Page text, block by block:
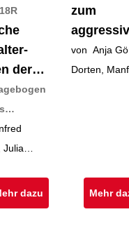
der
von
M.
von
und
18R),
Julia
dazu
zum
Verhalten
von
von Anja
Dorten,
Mehr